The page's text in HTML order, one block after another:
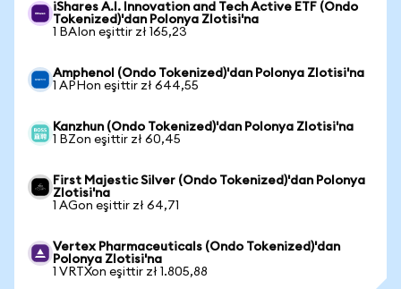
iShares A.I. Innovation and Tech Active ETF (Ondo
Tokenized)'dan Polonya Zlotisi'na
1 BAIon eşittir zł 165,23
Amphenol (Ondo Tokenized)'dan Polonya Zlotisi'na
1 APHon eşittir zł 644,55
Kanzhun (Ondo Tokenized)'dan Polonya Zlotisi'na
1 BZon eşittir zł 60,45
First Majestic Silver (Ondo Tokenized)'dan Polonya
Zlotisi'na
1 AGon eşittir zł 64,71
Vertex Pharmaceuticals (Ondo Tokenized)'dan
Polonya Zlotisi'na
1 VRTXon eşittir zł 1.805,88